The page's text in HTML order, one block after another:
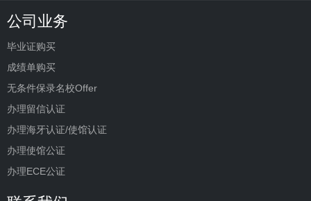
公司业务
毕业证购买
成绩单购买
无条件保录名校Offer
办理留信认证
办理海牙认证/使馆认证
办理使馆公证
办理ECE公证